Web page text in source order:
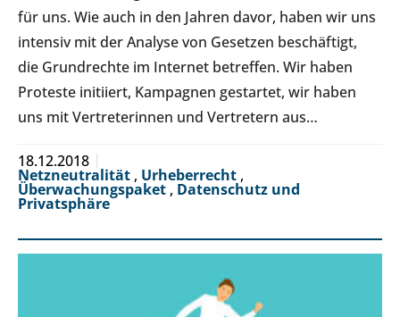
für uns. Wie auch in den Jahren davor, haben wir uns
intensiv mit der Analyse von Gesetzen beschäftigt,
die Grundrechte im Internet betreffen. Wir haben
Proteste initiiert, Kampagnen gestartet, wir haben
uns mit Vertreterinnen und Vertretern aus…
18.12.2018
Netzneutralität , Urheberrecht ,
Überwachungspaket , Datenschutz und
Privatsphäre